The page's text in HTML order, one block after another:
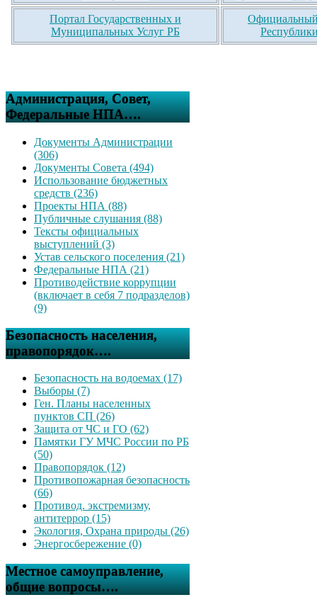
Портал Государственных и
Муниципальных Услуг РБ
Официальный
Администрация, Совет,
Федеральные НПА….
Документы Администрации
(306)
Документы Совета (494)
Использование бюджетных
средств (236)
Проекты НПА (88)
Публичные слушания (88)
Тексты официальных
выступлений (3)
Устав сельского поселения (21)
Федеральные НПА (21)
Противодействие коррупции
(включает в себя 7 подразделов)
(9)
Безопасность населения,
правопорядок….
Безопасность на водоемах (17)
Выборы (7)
Ген. Планы населенных
пунктов СП (26)
Защита от ЧС и ГО (62)
Памятки ГУ МЧС России по РБ
(50)
Правопорядок (12)
Противопожарная безопасность
(66)
Противод. экстремизму,
антитеррор (15)
Экология, Охрана природы (26)
Энергосбережение (0)
Местное самоуправление,
общие вопросы….